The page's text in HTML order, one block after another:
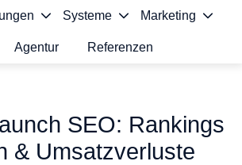
Systeme Marketing
Agentur Referenzen
SEO: Rankings
& Umsatzverluste